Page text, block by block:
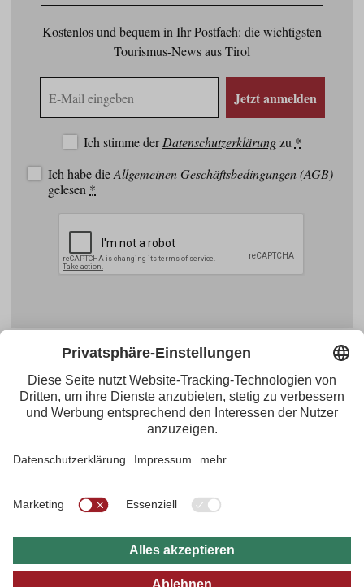
Kostenlos und bequem in Ihr Postfach: die wichtigsten
Tourismus-News aus Tirol
Mail
Jetzt anmelden
Ich stimme derDatenschutzerklärungzu *
Ich habe dieAllgemeinen Geschäftsbedingungen (AGB)
gelesen *
Tirol Werbung
Maria-Theresien-Straße 55 · 6020 Innsbruck
+43.512.5320-656· presse@tirol.at
RSS-Feeds
Impressum
Datenschutzerklärung
Barrierefreiheitserklärung
AGBs
FAQs
Instagram